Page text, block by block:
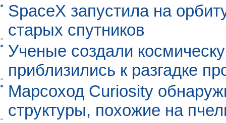
SpaceX запустила на
старых спутников
Ученые создали
приблизились к разгадке
Марсоход Curiosity
структуры, похожие на